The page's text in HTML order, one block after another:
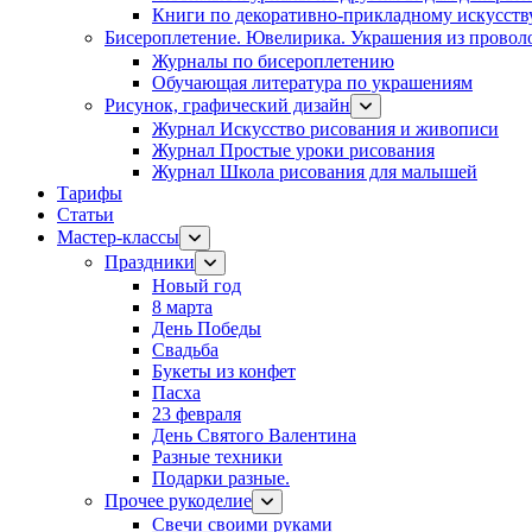
Книги по декоративно-прикладному
Бисероплетение. Ювелирика. Украшения из
Журналы по бисероплетению
Обучающая литература по украшениям
Рисунок, графический дизайн
Журнал Искусство рисования и живописи
Журнал Простые уроки рисования
Журнал Школа рисования для малышей
Тарифы
Статьи
Мастер-классы
Праздники
Новый год
8 марта
День Победы
Свадьба
Букеты из конфет
Пасха
23 февраля
День Святого Валентина
Разные техники
Подарки разные.
Прочее рукоделие
Свечи своими руками